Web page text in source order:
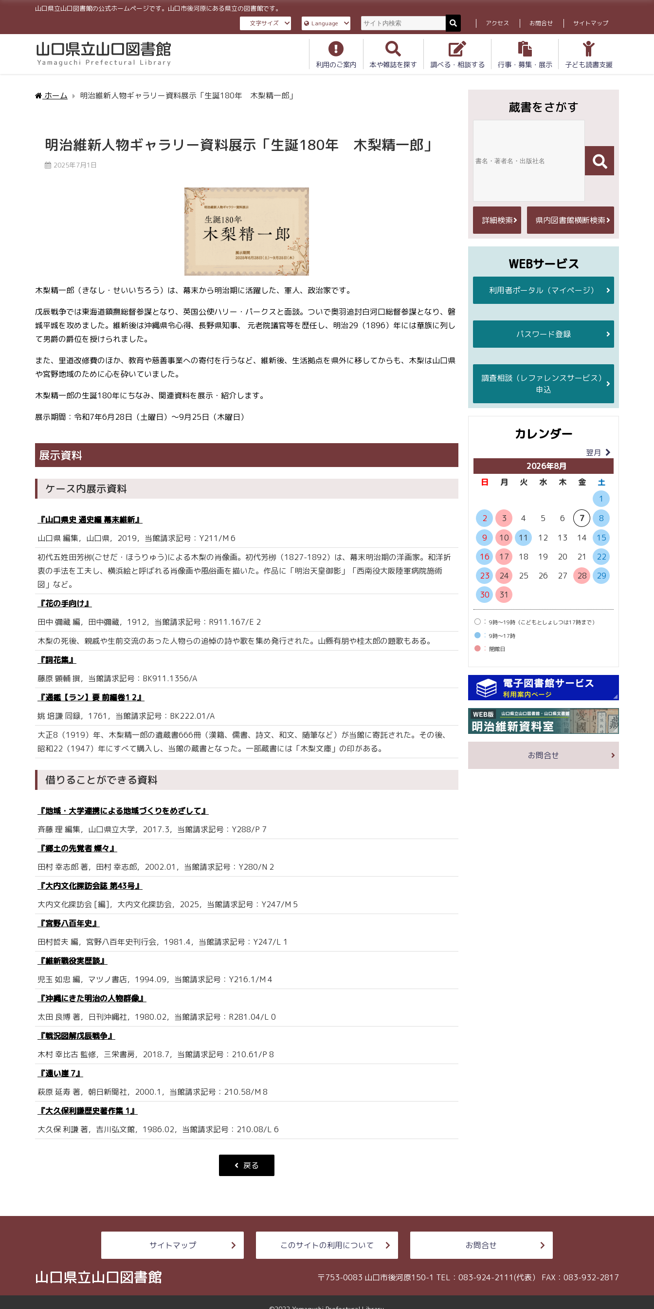
山口県立山口図書館の公式ホームページです。山口市後河原にある県立の図書館です。
文字サイズ Language アクセス お問合せ サイトマップ
利用のご案内 本や雑誌を探す 調べる・相談する 行事・募集・展示 子ども読書支援
ホーム 明治維新人物ギャラリー資料展示「生誕180年 木梨精一郎」
明治維新人物ギャラリー資料展示「生誕180年 木梨精一郎」
2025年7月1日
木梨精一郎（きなし・せいいちろう）は、幕末から明治期に活躍した、軍人、政治家です。
戊辰戦争では東海道鎮撫総督参謀となり、英国公使ハリー・パークスと面談。ついで奥羽追討白河口総督参謀となり、磐
城平城を攻めました。維新後は沖縄県令心得、長野県知事、 元老院議官等を歴任し、明治29（1896）年には華族に列し
て男爵の爵位を授けられました。
また、里道改修費のほか、教育や慈善事業への寄付を行うなど、維新後、生活拠点を県外に移してからも、木梨は山口県
や宮野地域のために心を砕いていました。
木梨精一郎の生誕180年にちなみ、関連資料を展示・紹介します。
展示期間：令和7年6月28日（土曜日）～9月25日（木曜日）
展示資料
ケース内展示資料
『山口県史 通史編 幕末維新』
山口県 編集，山口県，2019，当館請求記号：Y211/M 6
初代五姓田芳栁(ごせだ・ほうりゅう)による木梨の肖像画。初代芳栁（1827-1892）は、幕末明治期の洋画家。和洋折
衷の手法を工夫し、横浜絵と呼ばれる肖像画や風俗画を描いた。作品に「明治天皇御影」「西南役大阪陸軍病院施術
図」など。
『花の手向け』
田中 彌藏 編，田中彌藏，1912，当館請求記号：R911.167/E 2
木梨の死後、親戚や生前交流のあった人物らの追悼の詩や歌を集め発行された。山縣有朋や桂太郎の題歌もある。
『詞花集』
藤原 顕輔 撰，当館請求記号：BK911.1356/A
『通鑑【ラン】要 前編卷1 2』
姚 培謙 同録，1761，当館請求記号：BK222.01/A
大正8（1919）年、木梨精一郎の遺蔵書666冊（漢籍、儒書、詩文、和文、随筆など）が当館に寄託された。その後、
昭和22（1947）年にすべて購入し、当館の蔵書となった。一部蔵書には「木梨文庫」の印がある。
借りることができる資料
『地域・大学連携による地域づくりをめざして』
斉藤 理 編集，山口県立大学，2017.3，当館請求記号：Y288/P 7
『郷土の先覚者 燦々』
田村 幸志郎 著，田村 幸志郎，2002.01，当館請求記号：Y280/N 2
『大内文化探訪会誌 第43号』
大内文化探訪会 [編]，大内文化探訪会，2025，当館請求記号：Y247/M 5
『宮野八百年史』
田村哲夫 編，宮野八百年史刊行会，1981.4，当館請求記号：Y247/L 1
『維新戰役実歴談』
児玉 如忠 編，マツノ書店，1994.09，当館請求記号：Y216.1/M 4
『沖縄にきた明治の人物群像』
太田 良博 著，日刊沖縄社，1980.02，当館請求記号：R281.04/L 0
『戦況図解戊辰戦争』
木村 幸比古 監修，三栄書房，2018.7，当館請求記号：210.61/P 8
『遠い崖 7』
萩原 延寿 著，朝日新聞社，2000.1，当館請求記号：210.58/M 8
『大久保利謙歴史著作集 1』
大久保 利謙 著，吉川弘文館，1986.02，当館請求記号：210.08/L 6
戻る
蔵書をさがす
詳細検索 県内図書館横断検索
WEBサービス
利用者ポータル （マイページ）
パスワード登録
調査相談 （レファレンスサービス）
申込
カレンダー
翌月
2026年8月
日
月 火 水 木 金
土
1
2
3 4 5 6 7
8
9
10 11 12 13 14
15
16
17 18 19 20 21
22
23
24 25 26 27 28
29
30
31
○： 9時〜19時（こどもとしょしつは17時まで）
●： 9時〜17時
●： 閉館⽇
お問合せ
サイトマップ このサイトの利用について お問合せ
山口県立山口図書館 〒753-0083 山口市後河原150-1 TEL：083-924-2111(代表） FAX：083-932-2817